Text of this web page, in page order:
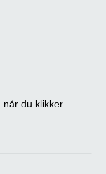
når du klikker